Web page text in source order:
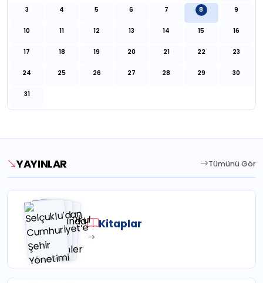
3 4 5 6 7 8 9
10 11 12 13 14 15 16
17 18 19 20 21 22 23
24 25 26 27 28 29 30
31
YAYINLAR Tümünü Gör
Kitaplar